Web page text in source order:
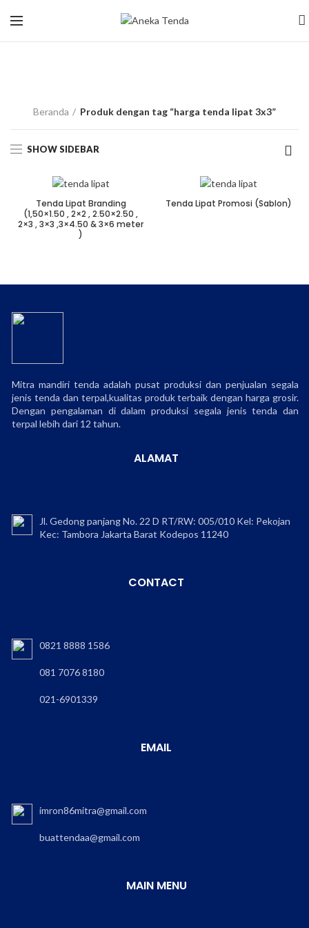
harga tenda lipat
Beranda Produk dengan tag “harga tenda lipat 3x3”
SHOW SIDEBAR
Tenda Lipat Branding
(1,50×1.50 , 2×2 , 2.50×2.50 ,
2×3 , 3×3 ,3×4.50 & 3×6 meter
)
Tenda Lipat Promosi (Sablon)
Mitra mandiri tenda adalah pusat produksi dan penjualan segala
jenis tenda dan terpal,kualitas produk terbaik dengan harga grosir.
Dengan pengalaman di dalam produksi segala jenis tenda dan
terpal lebih dari 12 tahun.
ALAMAT
Jl. Gedong panjang No. 22 D RT/RW: 005/010 Kel: Pekojan
Kec: Tambora Jakarta Barat Kodepos 11240
CONTACT
0821 8888 1586
081 7076 8180
021-6901339
EMAIL
imron86mitra@gmail.com
buattendaa@gmail.com
MAIN MENU